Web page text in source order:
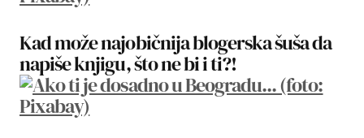
Kad može najobičnija blogerska šuša da
napiše knjigu, što ne bi i ti?!